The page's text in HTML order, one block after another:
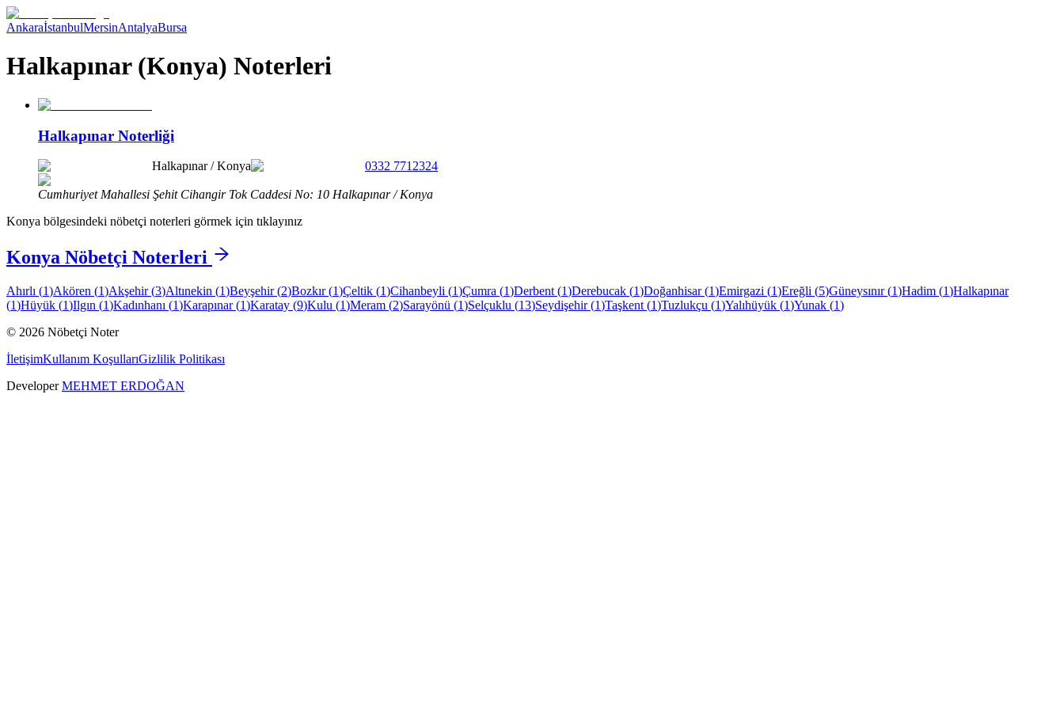
AnkaraİstanbulMersinAntalyaBursa
Halkapınar (Konya) Noterleri
Halkapınar Noterliği
Halkapınar/Konya 0332 7712324
Cumhuriyet Mahallesi Şehit Cihangir Tok Caddesi No: 10 Halkapınar / Konya
Konya bölgesindeki nöbetçi noterleri görmek için tıklayınız
Konya Nöbetçi Noterleri
Ahırlı (1)Akören (1)Akşehir(3)Altınekin (1)Beyşehir(2)Bozkır(1)Çeltik (1)Cihanbeyli (1)Çumra (1)Derbent (1)Derebucak (1)Doğanhisar(1)Emirgazi (1)Ereğli (5)Güneysınır(1)Hadim (1)Halkapınar
(1)Hüyük (1)Ilgın (1)Kadınhanı (1)Karapınar(1)Karatay (9)Kulu (1)Meram (2)Sarayönü (1)Selçuklu (13)Seydişehir(1)Taşkent (1)Tuzlukçu (1)Yalıhüyük (1)Yunak (1)
© 2026 Nöbetçi Noter
İletişimKullanım KoşullarıGizlilik Politikası
DeveloperMEHMET ERDOĞAN